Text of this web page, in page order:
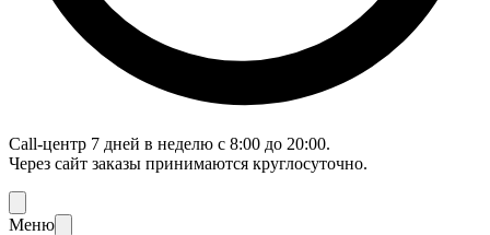
Call-центр 7 дней в неделю с 8:00 до 20:00.
Через сайт заказы принимаются круглосуточно.
Меню